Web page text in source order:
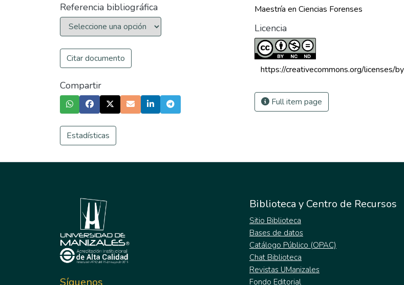
Referencia bibliográfica
Citar documento
Compartir
Estadísticas
Maestría en Ciencias Forenses
Licencia
https://creativecommons.org/licenses/
Full item page
Biblioteca y Centro de Recursos
Sitio Biblioteca
Bases de datos
Catálogo Público (OPAC)
Chat Biblioteca
Revistas UManizales
Fondo Editorial